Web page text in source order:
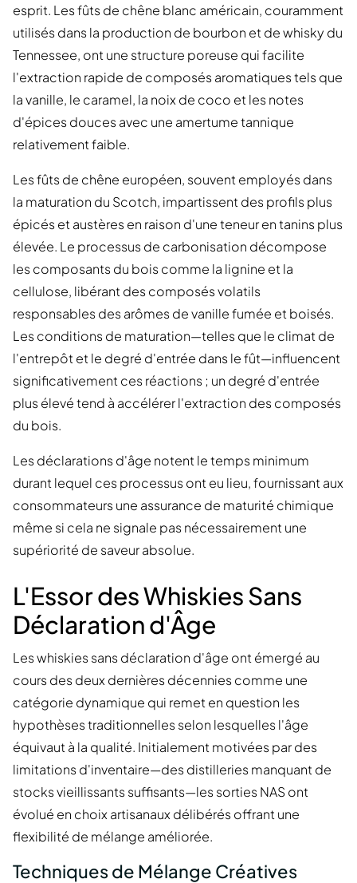
esprit. Les fûts de chêne blanc américain, couramment
utilisés dans la production de bourbon et de whisky du
Tennessee, ont une structure poreuse qui facilite
l'extraction rapide de composés aromatiques tels que
la vanille, le caramel, la noix de coco et les notes
d'épices douces avec une amertume tannique
relativement faible.
Les fûts de chêne européen, souvent employés dans
la maturation du Scotch, impartissent des profils plus
épicés et austères en raison d'une teneur en tanins plus
élevée. Le processus de carbonisation décompose
les composants du bois comme la lignine et la
cellulose, libérant des composés volatils
responsables des arômes de vanille fumée et boisés.
Les conditions de maturation—telles que le climat de
l'entrepôt et le degré d'entrée dans le fût—influencent
significativement ces réactions ; un degré d'entrée
plus élevé tend à accélérer l'extraction des composés
du bois.
Les déclarations d'âge notent le temps minimum
durant lequel ces processus ont eu lieu, fournissant aux
consommateurs une assurance de maturité chimique
même si cela ne signale pas nécessairement une
supériorité de saveur absolue.
L'Essor des Whiskies Sans
Déclaration d'Âge
Les whiskies sans déclaration d'âge ont émergé au
cours des deux dernières décennies comme une
catégorie dynamique qui remet en question les
hypothèses traditionnelles selon lesquelles l'âge
équivaut à la qualité. Initialement motivées par des
limitations d'inventaire—des distilleries manquant de
stocks vieillissants suffisants—les sorties NAS ont
évolué en choix artisanaux délibérés offrant une
flexibilité de mélange améliorée.
Techniques de Mélange Créatives